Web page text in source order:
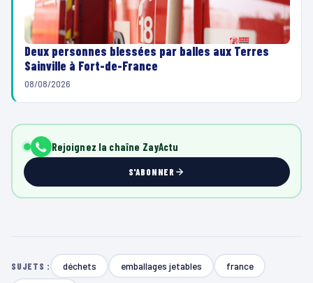
Deux personnes blessées par balles aux Terres
Sainville à Fort-de-France
08/08/2026
Rejoignez la chaîne ZayActu
S'ABONNER
SUJETS : déchets emballages jetables france